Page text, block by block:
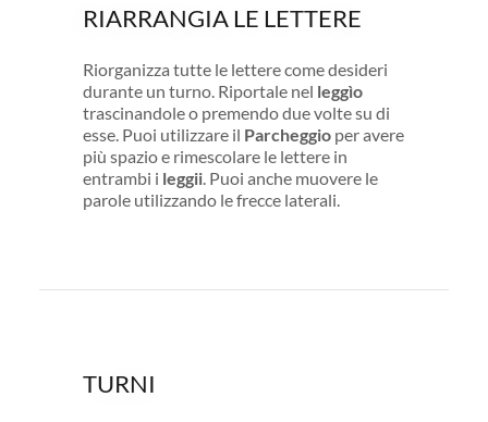
RIARRANGIA LE LETTERE
Riorganizza tutte le lettere come desideri
durante un turno. Riportale nel leggìo
trascinandole o premendo due volte su di
esse. Puoi utilizzare il Parcheggio per avere
più spazio e rimescolare le lettere in
entrambi i leggii . Puoi anche muovere le
parole utilizzando le frecce laterali.
TURNI